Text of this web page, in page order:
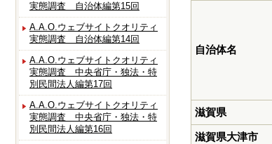
実態調査 自治体編第15回
A.A.O.ウェブサイトクオリティ
実態調査 自治体編第14回
A.A.O.ウェブサイトクオリティ
実態調査 中央省庁・独法・特
別民間法人編第17回
A.A.O.ウェブサイトクオリティ
実態調査 中央省庁・独法・特
別民間法人編第16回
自治体名
滋賀県
滋賀県大津市